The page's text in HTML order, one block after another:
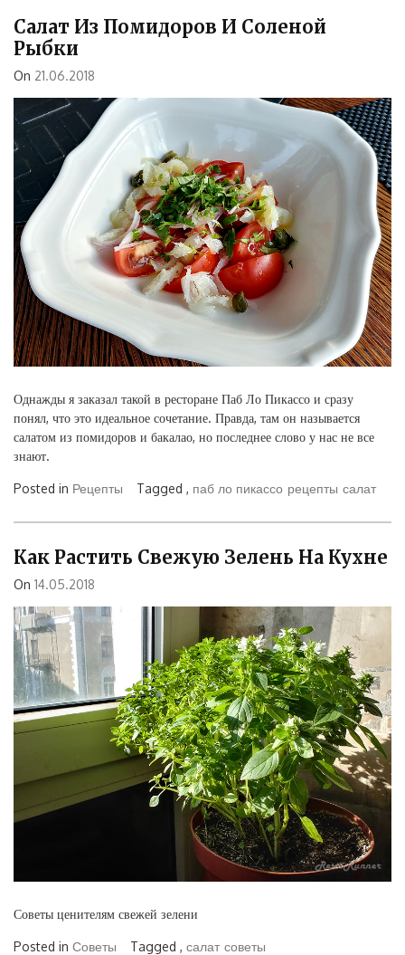
Салат Из Помидоров И Соленой
Рыбки
On 21.06.2018
Однажды я заказал такой в ресторане Паб Ло Пикассо и сразу
понял, что это идеальное сочетание. Правда, там он называется
салатом из помидоров и бакалао, но последнее слово у нас не все
знают.
Posted in Рецепты Tagged , паб ло пикассо рецепты салат
Как Растить Свежую Зелень На Кухне
On 14.05.2018
Советы ценителям свежей зелени
Posted in Советы Tagged , салат советы